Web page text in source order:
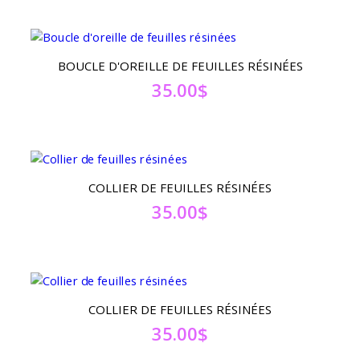
BOUCLE D'OREILLE DE FEUILLES RÉSINÉES
35.00$
COLLIER DE FEUILLES RÉSINÉES
35.00$
COLLIER DE FEUILLES RÉSINÉES
35.00$